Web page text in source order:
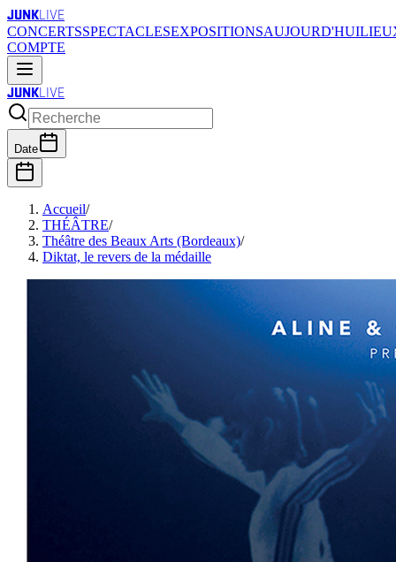
JUNKLIVE
CONCERTSSPECTACLESEXPOSITIONSAUJOURD'HUI
COMPTE
JUNKLIVE
Date
Accueil/
THÉÂTRE/
Théâtre des Beaux Arts (Bordeaux)/
Diktat, le revers de la médaille